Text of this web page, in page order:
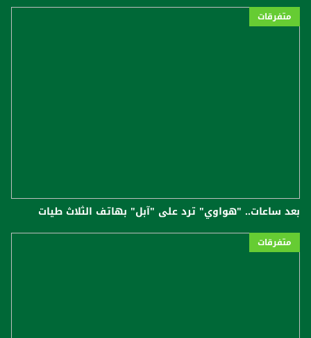
متفرقات
بعد ساعات.. "هواوي" ترد على "آبل" بهاتف الثلاث طيات
متفرقات